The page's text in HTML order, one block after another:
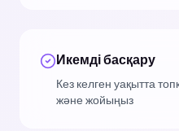
Икемді басқару
Кез келген уақытта
және жойыңыз